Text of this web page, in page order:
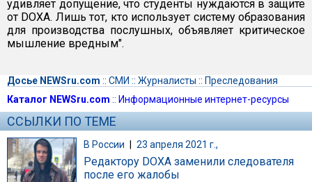
удивляет допущение, что студенты нуждаются в защите
от DОХА. Лишь тот, кто использует систему образования
для производства послушных, объявляет критическое
мышление вредным".
Досье NEWSru.com :: СМИ :: Журналисты :: Преследования
Каталог NEWSru.com :: Информационные интернет-ресурсы
ССЫЛКИ ПО ТЕМЕ
В России | 23 апреля 2021 г.,
Редактору DOXA заменили следователя
после его жалобы